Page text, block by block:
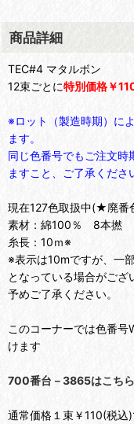
商品詳細
TEC#4 マタルボン
12束ごとに特別価格￥
※ロット（製造時期）に
ます。
同じ色番号でもご注文時
ますこと、ご了承くださ
現在127色取扱中(★廃番
素材：綿100％ 8本撚
糸長：10ｍ※
※表示は10mですが、一
となっている場合がござ
予めご了承ください。
このコーナーでは色番
けます
700番台－3865はこち
通常価格１束￥110(税込